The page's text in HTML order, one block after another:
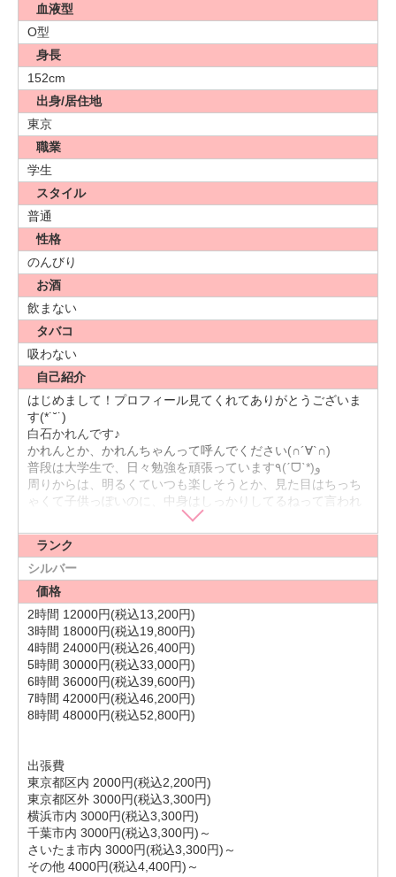
血液型
O型
身長
152cm
出身/居住地
東京
職業
学生
スタイル
普通
性格
のんびり
お酒
飲まない
タバコ
吸わない
自己紹介
はじめまして！プロフィール見てくれてありがとうございま
す(*˙˘˙)
白石かれんです♪
かれんとか、かれんちゃんって呼んでください(∩´∀`∩)
普段は大学生で、日々勉強を頑張っています٩(ˊᗜˋ*)و
周りからは、明るくていつも楽しそうとか、見た目はちっち
ゃくて子供っぽいのに、中身はしっかりしてるねって言われ
身長ほしい〜( ´^`° )
私は笑いのツボがすっごく浅いので、ちょっとしたことです
ぐに笑っちゃいます✩.*˚
ヘラヘラしてるって思われがちですが、根は真面目ですよ〜
(๑•̀ㅁ•́ฅ✧
休みの日は、お友達と遊んだり、ショッピングしたりしま
す！
特に洋服が大好きなので、いろんな洋服みたり着たりしたい
な〜♪
行ったことない場所行ったり、遠出したりして、いろんな経
験したいです！
家でのんびりお昼寝したり、ごろごろするのも好きです♡
特にポテトチップスとかポテトとか好き〜♡
どっちもじゃがいもじゃん|艸ﾟДﾟ| ﾅﾇ!!
よく原宿とか渋谷のハンバーガー屋さんとか、焼肉屋さんと
か行きます！
もう美味しいものならなんでも好き〜って感じです( * ֦ơ﹃ơ֦)
趣味は、映画鑑賞とか音楽聴きながら散歩することで
ランク
シルバー
価格
2時間 12000円(税込13,200円)
3時間 18000円(税込19,800円)
4時間 24000円(税込26,400円)
5時間 30000円(税込33,000円)
6時間 36000円(税込39,600円)
7時間 42000円(税込46,200円)
8時間 48000円(税込52,800円)
出張費
東京都区内 2000円(税込2,200円)
東京都区外 3000円(税込3,300円)
横浜市内 3000円(税込3,300円)
千葉市内 3000円(税込3,300円)～
さいたま市内 3000円(税込3,300円)～
その他 4000円(税込4,400円)～